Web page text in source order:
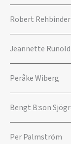
Robert Rehbinder
Jeannette
Peråke Wiberg
Bengt B:son
Per Palmström